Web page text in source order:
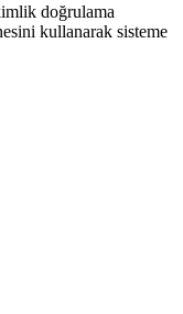
doğrulama
kullanarak sisteme